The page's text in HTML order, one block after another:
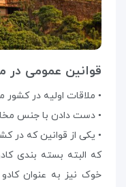
قوانین عمومی در
• ملاقات اولیه در کشور
• دست دادن با جنس
• یکی از قوانین که در
که البته بسته بندی
خوک نیز به عنوان